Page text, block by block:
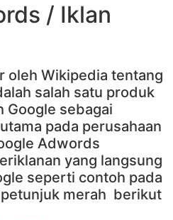
/ Iklan
oleh Wikipedia tentang
salah satu produk
Google sebagai
pada perusahaan
Adwords
yang langsung
seperti contoh pada
merah berikut